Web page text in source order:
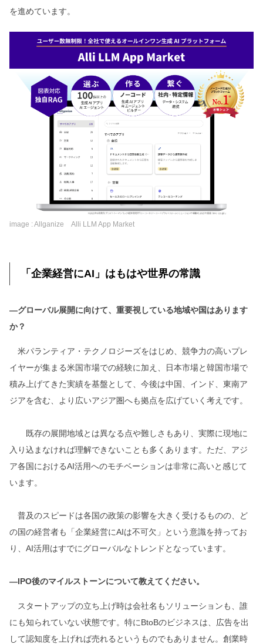
を進めています。
image : Allganize Alli LLM App Market
「企業経営にAI」はもはや世界の常識
―グローバル展開に向けて、重要視している地域や国はあります
か？
米パランティア・テクノロジーズをはじめ、競争力の高いプレ
イヤーが集まる米国市場での経験に加え、日本市場と韓国市場で
積み上げてきた実績を基盤として、今後は中国、インド、東南ア
ジアを含む、より広いアジア圏へも拠点を広げていく考えです。
既存の展開地域とは異なる点や難しさもあり、実際に現地に
入り込まなければ理解できないことも多くあります。ただ、アジ
ア各国におけるAI活用へのモチベーションは非常に高いと感じて
います。
普及のスピードは各国の政策の影響を大きく受けるものの、ど
の国の経営者も「企業経営にAIは不可欠」という意識を持ってお
り、AI活用はすでにグローバルなトレンドとなっています。
―IPO後のマイルストーンについて教えてください。
スタートアップの立ち上げ時は会社名もソリューションも、誰
にも知られていない状態です。特にBtoBのビジネスは、広告を出
して認知度を上げれば売れるというものでもありません。創業時